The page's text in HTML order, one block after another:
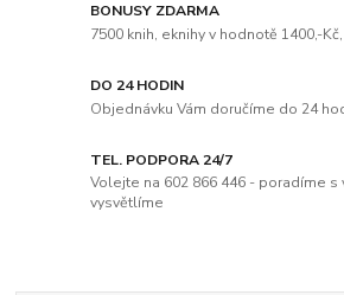
BONUSY ZDARMA
7500 knih, eknihy v hodnotě 1400,-
DO 24 HODIN
Objednávku Vám doručíme do 24
TEL. PODPORA 24/7
Volejte na 602 866 446 - poradíme s
vysvětlíme